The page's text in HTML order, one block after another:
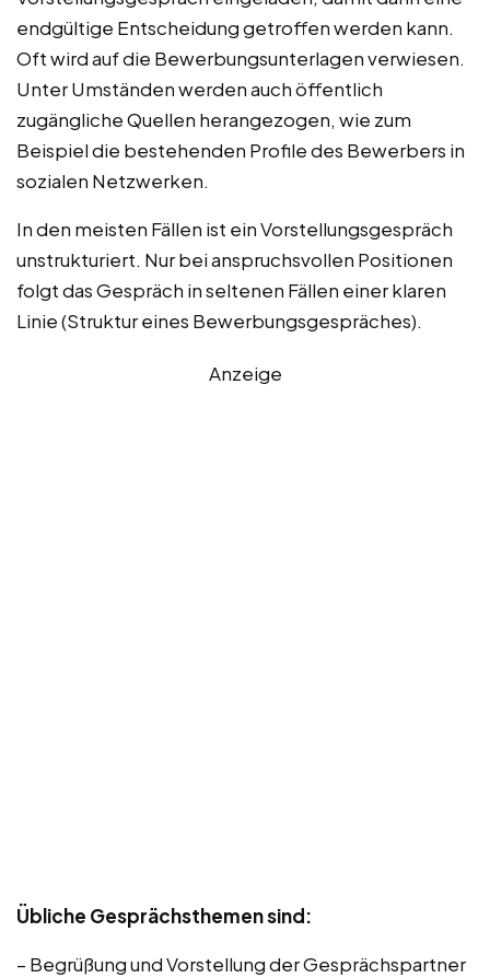
endgültige Entscheidung getroffen werden kann.
Oft wird auf die Bewerbungsunterlagen verwiesen.
Unter Umständen werden auch öffentlich
zugängliche Quellen herangezogen, wie zum
Beispiel die bestehenden Profile des Bewerbers in
sozialen Netzwerken.
In den meisten Fällen ist ein Vorstellungsgespräch
unstrukturiert. Nur bei anspruchsvollen Positionen
folgt das Gespräch in seltenen Fällen einer klaren
Linie (Struktur eines Bewerbungsgespräches).
Anzeige
Übliche Gesprächsthemen sind:
– Begrüßung und Vorstellung der Gesprächspartner